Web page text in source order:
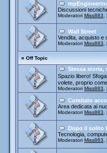
Discussioni
Moderatori Miss883
Wall Street
Vendita, acquisto e
Moderatori Miss883
¤ Off Topic
Stessa storia,
Spazio libero!
volete, proprio
Moderatori Miss883
Comitato
Area dedicata ai
Moderatori Miss883
Dopo il solito
Tecnologia,
Moderatori Miss883